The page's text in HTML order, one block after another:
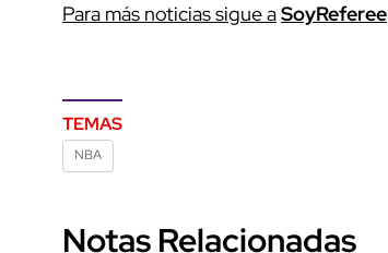
Para más noticias sigue aSoyReferee
TEMAS
NBA
Notas Relacionadas